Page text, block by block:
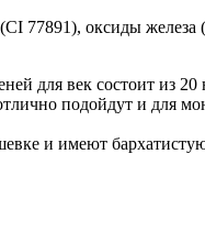
77891), оксиды
для век состоит
подойдут и для
и имеют